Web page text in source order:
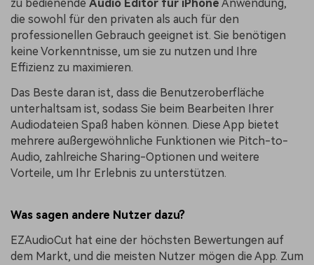
zu bedienende Audio Editor für iPhone Anwendung,
die sowohl für den privaten als auch für den
professionellen Gebrauch geeignet ist. Sie benötigen
keine Vorkenntnisse, um sie zu nutzen und Ihre
Effizienz zu maximieren.
Das Beste daran ist, dass die Benutzeroberfläche
unterhaltsam ist, sodass Sie beim Bearbeiten Ihrer
Audiodateien Spaß haben können. Diese App bietet
mehrere außergewöhnliche Funktionen wie Pitch-to-
Audio, zahlreiche Sharing-Optionen und weitere
Vorteile, um Ihr Erlebnis zu unterstützen.
Was sagen andere Nutzer dazu?
EZAudioCut hat eine der höchsten Bewertungen auf
dem Markt, und die meisten Nutzer mögen die App. Zum